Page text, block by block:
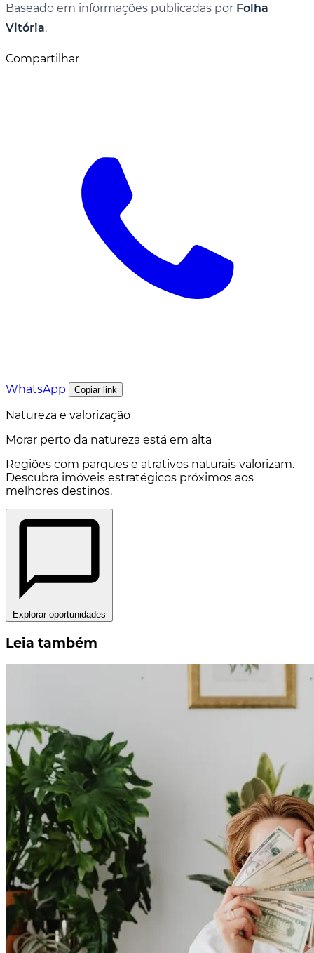
Baseado em informações publicadas por Folha
Vitória.
Compartilhar
WhatsApp Copiar link
Natureza e valorização
Morar perto da natureza está em alta
Regiões com parques e atrativos naturais valorizam.
Descubra imóveis estratégicos próximos aos
melhores destinos.
Explorar oportunidades
Leia também